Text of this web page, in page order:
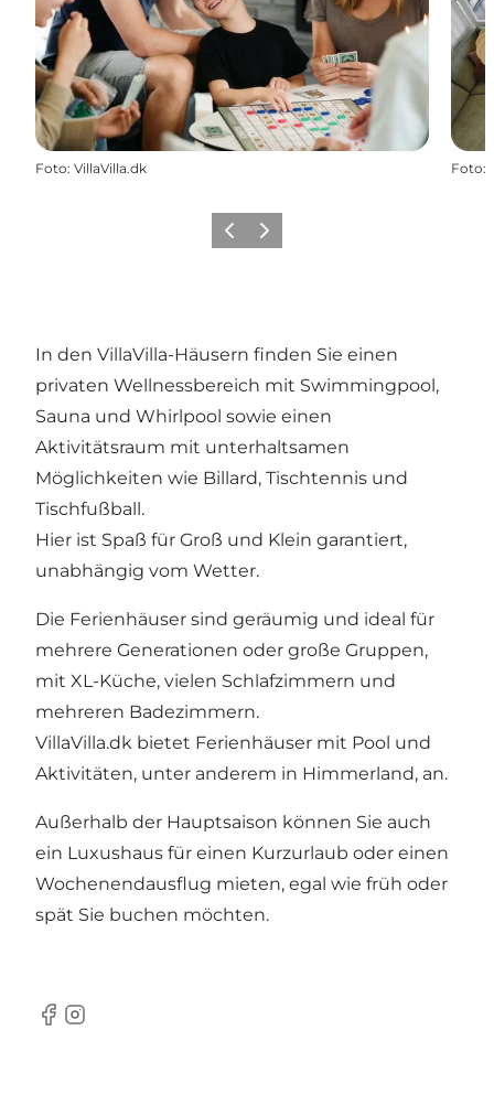
Foto: VillaVilla.dk Foto:
Vorherige Folie
Nächste Folie
In den VillaVilla-Häusern finden Sie einen
privaten Wellnessbereich mit Swimmingpool,
Sauna und Whirlpool sowie einen
Aktivitätsraum mit unterhaltsamen
Möglichkeiten wie Billard, Tischtennis und
Tischfußball.
Hier ist Spaß für Groß und Klein garantiert,
unabhängig vom Wetter.
Die Ferienhäuser sind geräumig und ideal für
mehrere Generationen oder große Gruppen,
mit XL-Küche, vielen Schlafzimmern und
mehreren Badezimmern.
VillaVilla.dk bietet Ferienhäuser mit Pool und
Aktivitäten, unter anderem in Himmerland, an.
Außerhalb der Hauptsaison können Sie auch
ein Luxushaus für einen Kurzurlaub oder einen
Wochenendausflug mieten, egal wie früh oder
spät Sie buchen möchten.
Facebook
Instagram